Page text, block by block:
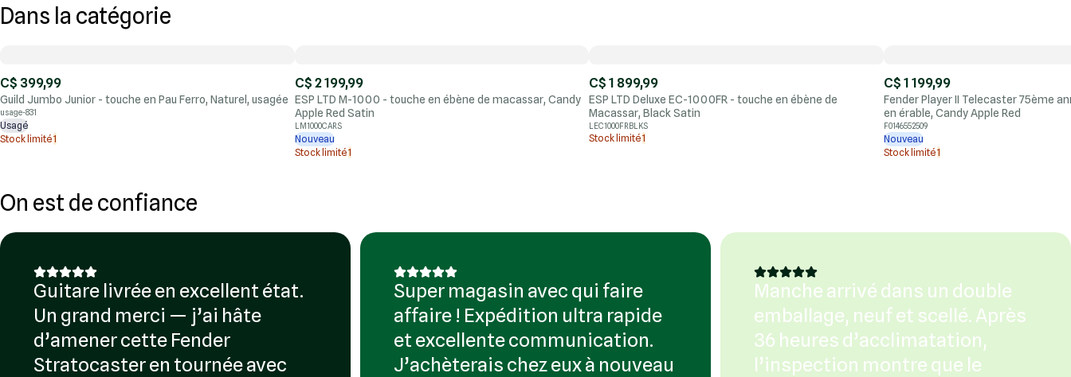
Dans la catégorie
C$ 399,99
Guild Jumbo Junior - touche en Pau Ferro, Naturel, usagée
usage-831
Usagé
Stock limité1
C$ 2 199,99
ESP LTD M-1000 - touche en ébène de macassar, Candy
Apple Red Satin
LM1000CARS
Nouveau
Stock limité1
C$ 1 899,99
ESP LTD Deluxe EC-1000FR - touche en ébène de
Macassar, Black Satin
LEC1000FRBLKS
Stock limité1
C$ 1 199,99
Fender Player II Telecaster 75ème
en érable, Candy Apple Red
F0146552509
Nouveau
Stock limité1
On est de confiance
Guitare livrée en excellent état.
Un grand merci — j’ai hâte
d’amener cette Fender
Stratocaster en tournée avec
Super magasin avec qui faire
affaire ! Expédition ultra rapide
et excellente communication.
J’achèterais chez eux à nouveau
Manche arrivé dans un double
emballage, neuf et scellé. Après
36 heures d’acclimatation,
l’inspection montre que le